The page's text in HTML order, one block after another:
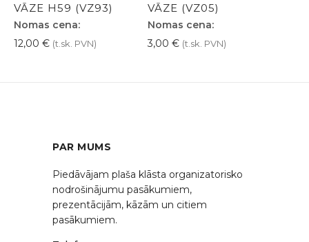
VĀZE H59 (VZ93)
Nomas cena:
12,00 € (t.sk. PVN)
VĀZE (VZ05)
Nomas cena:
3,00 € (t.sk. PVN)
PAR MUMS
Piedāvājam plaša klāsta organizatorisko
nodrošinājumu pasākumiem,
prezentācijām, kāzām un citiem
pasākumiem.